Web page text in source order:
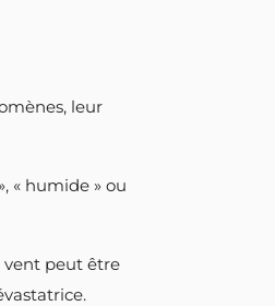
leur
« humide » ou
vent peut être